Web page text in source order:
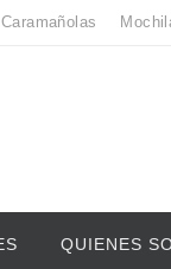
Caramañolas
QUIENES